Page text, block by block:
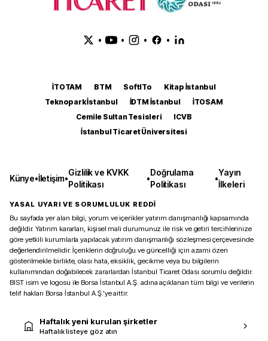
• • • •
İTOTAM BTM SoftITo
Kitap İstanbul
Teknopark İstanbul
İDTM İstanbul
İTOSAM
Cemile Sultan Tesisleri
ICVB
İstanbul Ticaret Üniversitesi
Künye•İletişim•
Gizlilik ve KVKK
Politikası
•
Doğrulama
Politikası
•
Yayın
İlkeleri
YASAL UYARI VE SORUMLULUK REDDİ
Bu sayfada yer alan bilgi, yorum ve içerikler yatırım danışmanlığı kapsamında
değildir. Yatırım kararları, kişisel mali durumunuz ile risk ve getiri tercihlerinize
göre yetkili kurumlarla yapılacak yatırım danışmanlığı sözleşmesi çerçevesinde
değerlendirilmelidir. İçeriklerin doğruluğu ve güncelliği için azami özen
gösterilmekle birlikte, olası hata, eksiklik, gecikme veya bu bilgilerin
kullanımından doğabilecek zararlardan İstanbul Ticaret Odası sorumlu değildir.
BIST isim ve logosu ile Borsa İstanbul A.Ş. adına açıklanan tüm bilgi ve verilerin
telif hakları Borsa İstanbul A.Ş.’ye aittir.
Haftalık yeni kurulan şirketler
Haftalık listeye göz atın